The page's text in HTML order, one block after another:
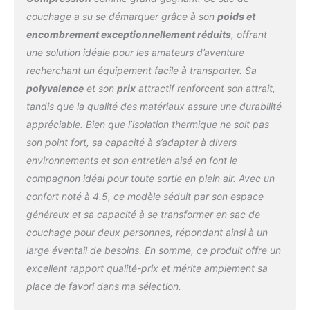
couchage double
surdimensionné.par
rapport au sac de
couchage double
traditionnel, les couples
peuvent également
personnel. Léger Et
Portable：taille pliable 43
x φ22 cm, le poids n'est
que de 1,3 kg. Le sac de
une sangle de
compression, qui peut
être davantage
comprimée lorsque
insuffisant.il convient au
camping, à l'extérieur, à la
randonnée, au vélo, au
couchage a su se démarquer grâce à son poids et
encombrement exceptionnellement réduits, offrant
une solution idéale pour les amateurs d’aventure
recherchant un équipement facile à transporter. Sa
polyvalenceet son prixattractif renforcent son attrait,
tandis que la qualité des matériaux assure une durabilité
appréciable. Bien que l’isolation thermique ne soit pas
son point fort, sa capacité à s’adapter à divers
environnements et son entretien aisé en font le
compagnon idéal pour toute sortie en plein air. Avec un
confort noté à 4.5, ce modèle séduit par son espace
généreux et sa capacité à se transformer en sac de
couchage pour deux personnes, répondant ainsi à un
large éventail de besoins. En somme, ce produit offre un
excellent rapport qualité-prix et mérite amplement sa
place de favori dans ma sélection.